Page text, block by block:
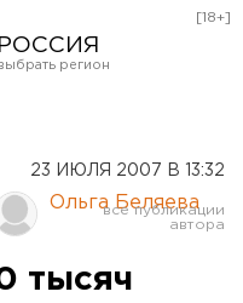
РОССИЯ
Курган
Оренбург
[18+]
23 ИЮЛЯ 2007 В 13:32
Ольга Беляева
тысяч